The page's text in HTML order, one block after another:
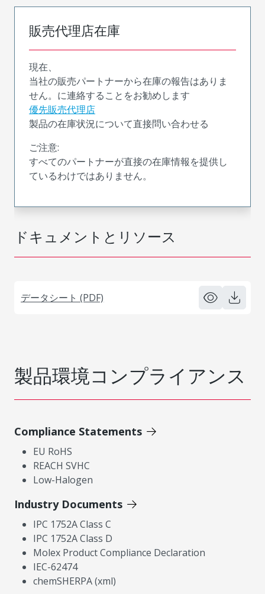
ドキュメントとリソース
データシート (PDF)
販売代理店在庫
現在、
当社の販売パートナーから在庫の報告はありま
せん。に連絡することをお勧めします
優先販売代理店
製品の在庫状況について直接問い合わせる
ご注意:
すべてのパートナーが直接の在庫情報を提供し
ているわけではありません。
製品環境コンプライアンス
Compliance Statements
EU RoHS
REACH SVHC
Low-Halogen
Industry Documents
IPC 1752A Class C
IPC 1752A Class D
Molex Product Compliance Declaration
IEC-62474
chemSHERPA (xml)